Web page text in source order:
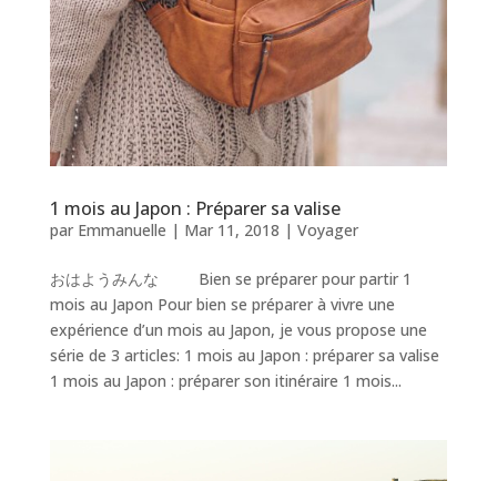
1 mois au Japon : Préparer sa valise
par Emmanuelle | Mar 11, 2018 | Voyager
おはようみんな Bien se préparer pour partir 1
mois au Japon Pour bien se préparer à vivre une
expérience d’un mois au Japon, je vous propose une
série de 3 articles: 1 mois au Japon : préparer sa valise
1 mois au Japon : préparer son itinéraire 1 mois...